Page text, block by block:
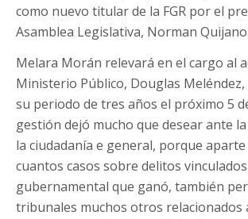
como nuevo titular de la FGR por el
Asamblea Legislativa, Norman Quijano.
Melara Morán relevará en el cargo al
Ministerio Público, Douglas
su periodo de tres años el próximo 5
gestión dejó mucho que desear ante
la ciudadanía e general, porque
cuantos casos sobre delitos
gubernamental que ganó, también
tribunales muchos otros relacionados